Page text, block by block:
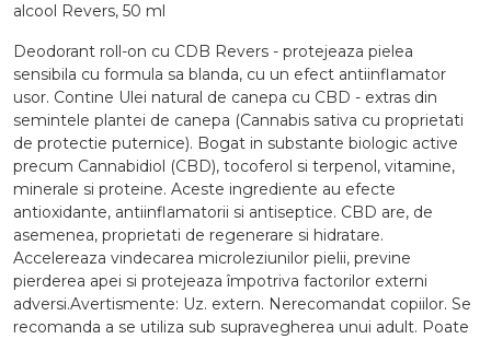
alcool Revers, 50 ml
Deodorant roll-on cu CDB Revers - protejeaza pielea
sensibila cu formula sa blanda, cu un efect antiinflamator
usor. Contine Ulei natural de canepa cu CBD - extras din
semintele plantei de canepa (Cannabis sativa cu proprietati
de protectie puternice). Bogat in substante biologic active
precum Cannabidiol (CBD), tocoferol si terpenol, vitamine,
minerale si proteine. Aceste ingrediente au efecte
antioxidante, antiinflamatorii si antiseptice. CBD are, de
asemenea, proprietati de regenerare si hidratare.
Accelereaza vindecarea microleziunilor pielii, previne
pierderea apei si protejeaza împotriva factorilor externi
adversi.Avertismente: Uz. extern. Nerecomandat copiilor. Se
recomanda a se utiliza sub supravegherea unui adult. Poate